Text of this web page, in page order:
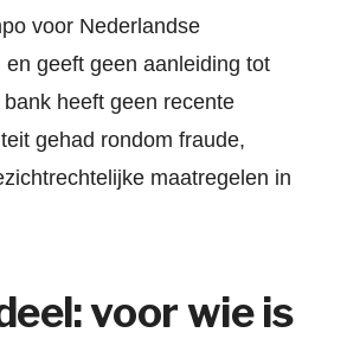
voor Nederlandse
geeft geen aanleiding tot
heeft geen recente
gehad rondom fraude,
maatregelen in
voor wie is